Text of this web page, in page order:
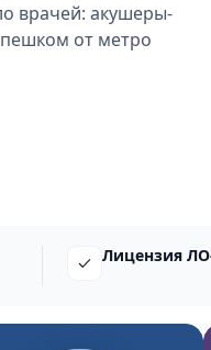
врачей: акушеры-
от метро
Лицензия